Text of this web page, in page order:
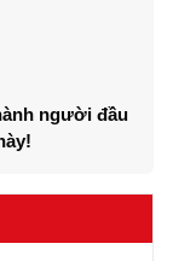
người đầu